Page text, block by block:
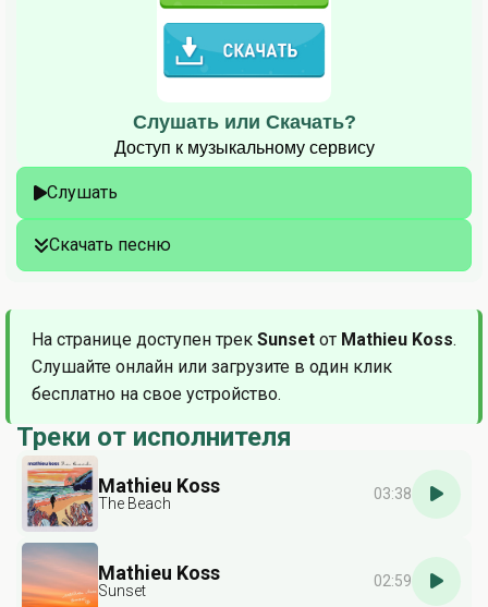
Слушать или Скачать?
Доступ к музыкальному сервису
Слушать
Скачать песню
На странице доступен трек Sunset от Mathieu Koss.
Слушайте онлайн или загрузите в один клик
бесплатно на свое устройство.
Треки от исполнителя
Mathieu Koss
The Beach
03:38
Mathieu Koss
Sunset
02:59